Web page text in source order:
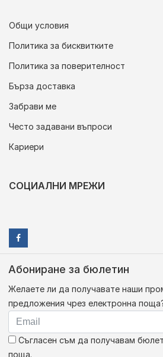
Общи условия
Политика за бисквитките
Политика за поверителност
Бърза доставка
Забрави ме
Често задавани въпроси
Кариери
СОЦИАЛНИ МРЕЖИ
Абониране за бюлетин
Желаете ли да получавате наши
предложения чрез електронна
Съгласен съм да получавам
поща.